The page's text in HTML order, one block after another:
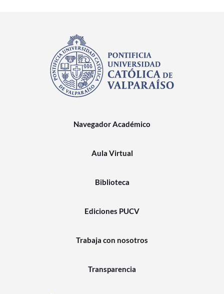
Navegador Académico
Aula Virtual
Biblioteca
Ediciones PUCV
Trabaja con nosotros
Transparencia